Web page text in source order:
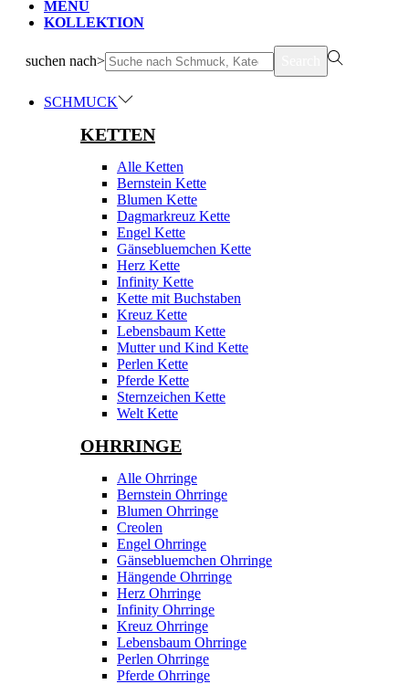
MENU
KOLLEKTION
suchen nach>
SCHMUCK
KETTEN
Alle Ketten
Bernstein Kette
Blumen Kette
Dagmarkreuz Kette
Engel Kette
Gänsebluemchen Kette
Herz Kette
Infinity Kette
Kette mit Buchstaben
Kreuz Kette
Lebensbaum Kette
Mutter und Kind Kette
Perlen Kette
Pferde Kette
Sternzeichen Kette
Welt Kette
OHRRINGE
Alle Ohrringe
Bernstein Ohrringe
Blumen Ohrringe
Creolen
Engel Ohrringe
Gänsebluemchen Ohrringe
Hängende Ohrringe
Herz Ohrringe
Infinity Ohrringe
Kreuz Ohrringe
Lebensbaum Ohrringe
Perlen Ohrringe
Pferde Ohrringe